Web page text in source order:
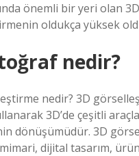
önemli bir yeri olan 3D
oldukça yüksek
nedir?
nedir? 3D
3D’de çeşitli
dönüşümüdür. 3D
dijital tasarım,